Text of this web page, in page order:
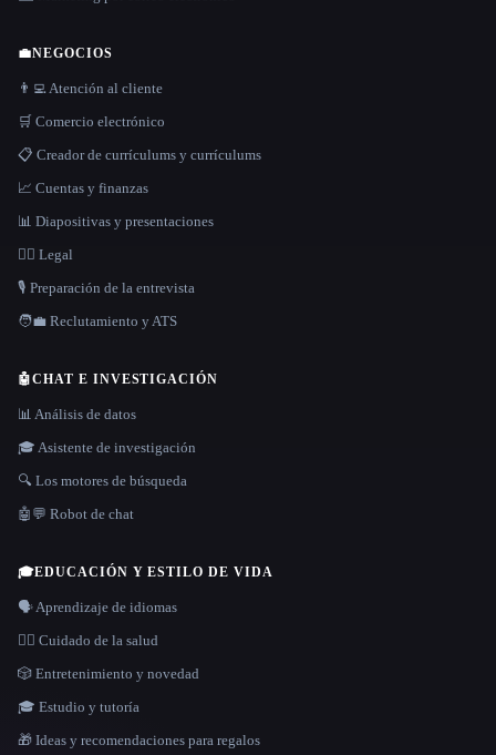
💼NEGOCIOS
👨‍💻 Atención al cliente
🛒 Comercio electrónico
📋 Creador de currículums y currículums
📈 Cuentas y finanzas
📊 Diapositivas y presentaciones
👩‍⚖️ Legal
🎙️ Preparación de la entrevista
🧑‍💼 Reclutamiento y ATS
🤖CHAT E INVESTIGACIÓN
📊 Análisis de datos
🎓 Asistente de investigación
🔍 Los motores de búsqueda
🤖💬 Robot de chat
🎓EDUCACIÓN Y ESTILO DE VIDA
🗣️ Aprendizaje de idiomas
👩‍⚕️ Cuidado de la salud
🎲 Entretenimiento y novedad
🎓 Estudio y tutoría
🎁 Ideas y recomendaciones para regalos